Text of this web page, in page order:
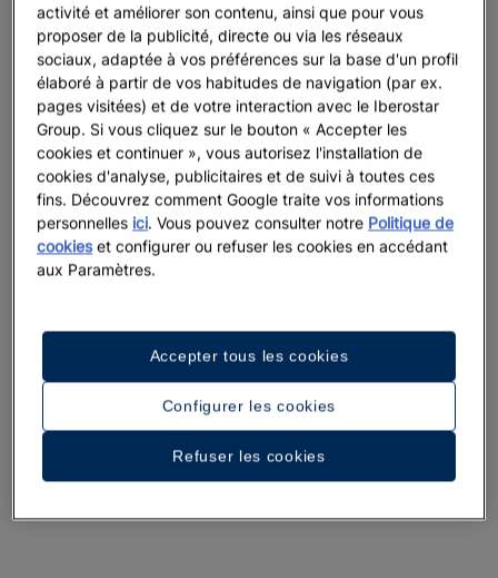
activité et améliorer son contenu, ainsi que pour vous
proposer de la publicité, directe ou via les réseaux
sociaux, adaptée à vos préférences sur la base d'un profil
élaboré à partir de vos habitudes de navigation (par ex.
pages visitées) et de votre interaction avec le Iberostar
Group. Si vous cliquez sur le bouton « Accepter les
cookies et continuer », vous autorisez l'installation de
cookies d'analyse, publicitaires et de suivi à toutes ces
fins. Découvrez comment Google traite vos informations
personnelles ici. Vous pouvez consulter notre Politique de
cookies et configurer ou refuser les cookies en accédant
aux Paramètres.
Configurer les cookies
Refuser les cookies
Accepter tous les cookies